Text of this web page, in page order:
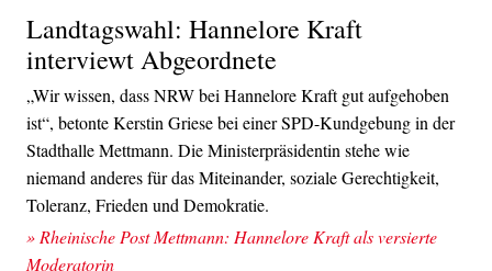
Landtagswahl: Hannelore Kraft
interviewt Abgeordnete
„Wir wissen, dass NRW bei Hannelore Kraft gut aufgehoben
ist“, betonte Kerstin Griese bei einer SPD-Kundgebung in der
Stadthalle Mettmann. Die Ministerpräsidentin stehe wie
niemand anderes für das Miteinander, soziale Gerechtigkeit,
Toleranz, Frieden und Demokratie.
» Rheinische Post Mettmann: Hannelore Kraft als versierte
Moderatorin